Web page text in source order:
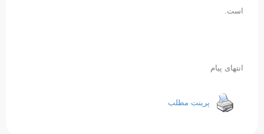
است.
انتهای پیام
پرینت مطلب